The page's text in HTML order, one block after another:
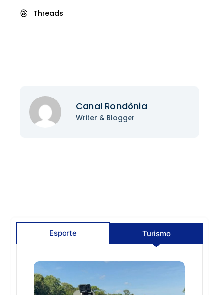
Threads
Canal Rondônia
Writer & Blogger
Esporte Turismo